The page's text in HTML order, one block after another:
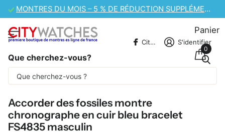
VENTE DE MONTRES CASIO – 10 % DE RÉDUCTION SUPPLÉMENTAIRE
Que cherchez-vous?
CitywatchesFR S'identifier
Panier
0
Une partie du contenu est traduite
automatiquement.
Accorder des fossiles montre
chronographe en cuir bleu bracelet
FS4835 masculin